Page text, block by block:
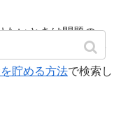
たいときは問題の
の「ぽろり」は何
貯める方法で検索し